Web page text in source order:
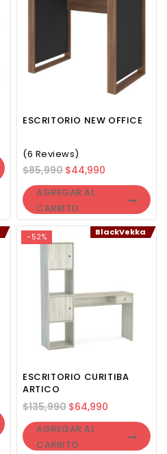
ESCRITORIO NEW OFFICE
(6 Reviews)
$85,990 $44,990
AGREGAR AL
CARRITO
-52% BlackVekka
ESCRITORIO CURITIBA
ARTICO
$135,990 $64,990
AGREGAR AL
CARRITO